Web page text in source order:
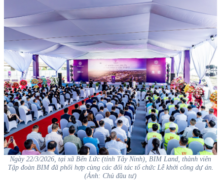
Ngày 22/3/2026, tại xã Bến Lức (tỉnh Tây Ninh), BIM Land, thành viên
Tập đoàn BIM đã phối hợp cùng các đối tác tổ chức Lễ khởi công dự án.
(Ảnh: Chủ đầu tư)